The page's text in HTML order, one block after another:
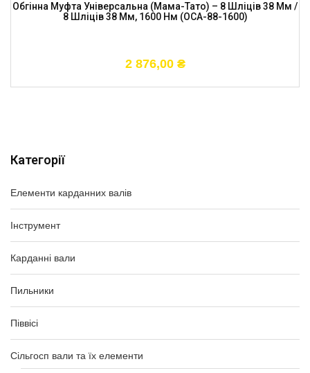
Категорії
Елементи карданних валів
Інструмент
Карданні вали
Пильники
Піввісі
Сільгосп вали та їх елементи
Обгінна Муфта Універсальна (мама-Тато) – 8 Шліців 38 Мм /
8 Шліців 38 Мм, 1600 Нм (OCA-88-1600)
2 876,00 ₴